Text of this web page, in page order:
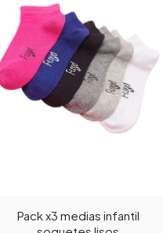
Pack x3 medias infantil